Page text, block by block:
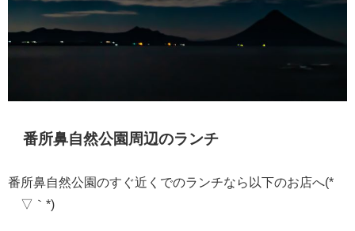
番所鼻自然公園周辺のランチ
番所鼻自然公園のすぐ近くでのランチなら以下のお店へ(*
´▽｀*)